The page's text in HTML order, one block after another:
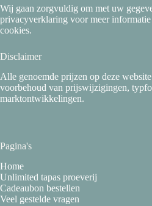
Wij gaan zorgvuldig om met uw
privacyverklaring voor meer
cookies.
Disclaimer
Alle genoemde prijzen op deze
voorbehoud van prijswijzigingen,
marktontwikkelingen.
Pagina's
Home
Unlimited tapas proeverij
Cadeaubon bestellen
Veel gestelde vragen